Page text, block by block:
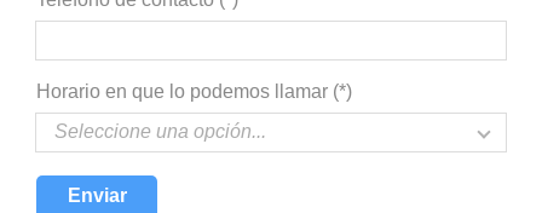
Horario en que lo podemos llamar (*)